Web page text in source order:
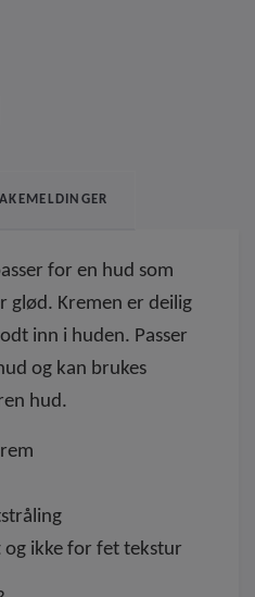
for en hud som
glød. Kremen er deilig
inn i huden. Passer
og kan brukes
hud.
og ikke for fet tekstur